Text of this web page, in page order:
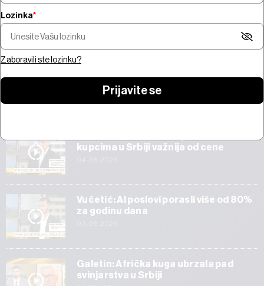
Kada „offline“ nije bezbedno:
$ potresa kripto-tržište
Iran i Oman
Start
kupcima u Srbiji važnija od cene
Vučetić: AI poslovi porasli više od 80%
za godinu dana
Galetin: Afrička kuga ubrzala pad
svinjarstva u Srbiji
Lozinka*
Zaboravili ste lozinku?
Prijavite se